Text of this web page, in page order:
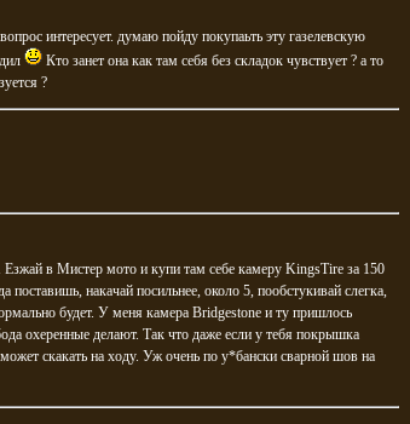
интересует. думаю пойду покупаьть эту газелевскую
Кто занет она как там себя без складок чувствует ? а то
?
в Мистер мото и купи там себе камеру KingsTire за 150
поставишь, накачай посильнее, около 5, пообстукивай слегка,
будет. У меня камера Bridgestone и ту пришлось
охеренные делают. Так что даже если у тебя покрышка
скакать на ходу. Уж очень по у*бански сварной шов на